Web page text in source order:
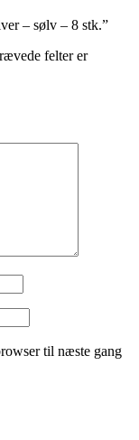
– sølv – 8 stk.”
felter er
til næste gang